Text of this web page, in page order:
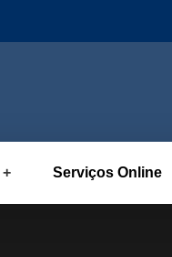
Serviços Online